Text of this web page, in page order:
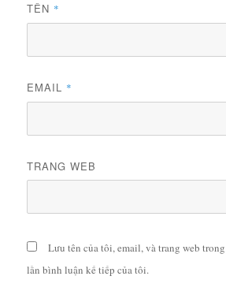
TÊN *
EMAIL *
TRANG WEB
Lưu tên của tôi, email, và trang web
lần bình luận kế tiếp của tôi.